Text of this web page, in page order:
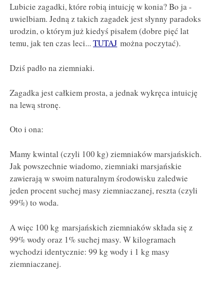
Lubicie zagadki, które robią intuicję w konia? Bo ja -
uwielbiam. Jedną z takich zagadek jest słynny paradoks
urodzin, o którym już kiedyś pisałem (dobre pięć lat
temu, jak ten czas leci... TUTAJ można poczytać).
Dziś padło na ziemniaki.
Zagadka jest całkiem prosta, a jednak wykręca intuicję
na lewą stronę.
Oto i ona:
Mamy kwintal (czyli 100 kg) ziemniaków marsjańskich.
Jak powszechnie wiadomo, ziemniaki marsjańskie
zawierają w swoim naturalnym środowisku zaledwie
jeden procent suchej masy ziemniaczanej, reszta (czyli
99%) to woda.
A więc 100 kg marsjańskich ziemniaków składa się z
99% wody oraz 1% suchej masy. W kilogramach
wychodzi identycznie: 99 kg wody i 1 kg masy
ziemniaczanej.